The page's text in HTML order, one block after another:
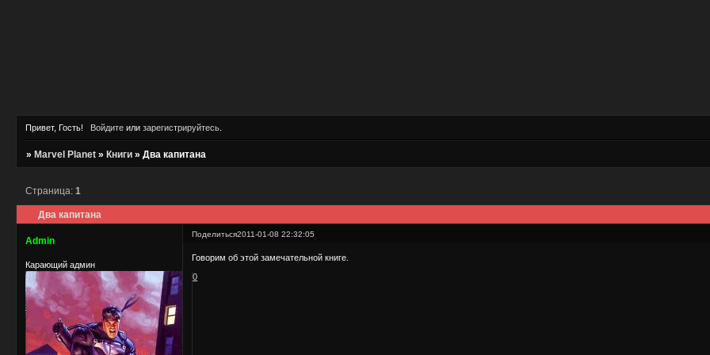
Привет, Гость! Войдитеили зарегистрируйтесь.
»Marvel Planet »Книги »Два капитана
Два капитана
Страница:1
Поделиться2011-01-08 22:32:05
Admin
Карающий админ
Говорим об этой замечательной книге.
0